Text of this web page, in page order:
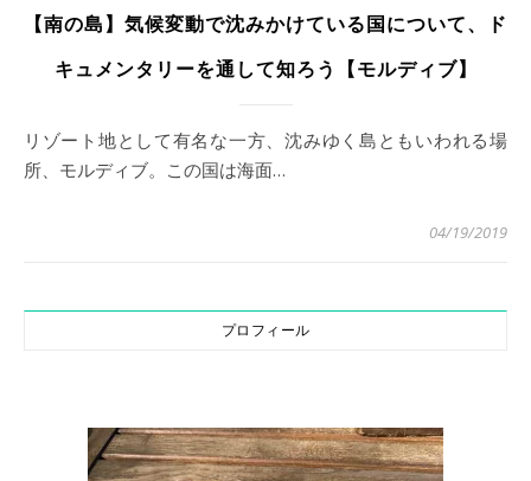
【南の島】気候変動で沈みかけている国について、ド
キュメンタリーを通して知ろう【モルディブ】
リゾート地として有名な一方、沈みゆく島ともいわれる場
所、モルディブ。この国は海面…
04/19/2019
プロフィール